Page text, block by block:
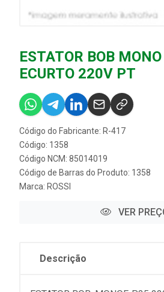
ESTATOR BOB
ECURTO 220V PT
Código do Fabricante: R-417
Código: 1358
Código NCM: 85014019
Código de Barras do Produto: 1358
Marca: ROSSI
VER
Descrição